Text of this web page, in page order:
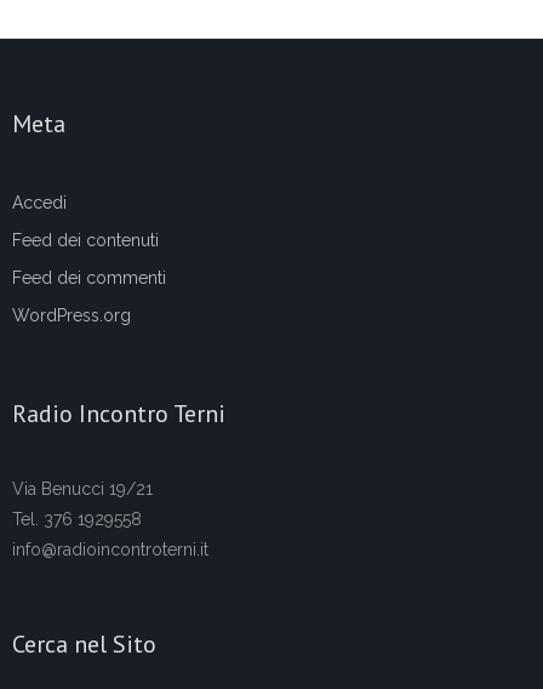
Meta
Accedi
Feed dei contenuti
Feed dei commenti
WordPress.org
Radio Incontro Terni
Via Benucci 19/21
Tel. 376 1929558
info@radioincontroterni.it
Cerca nel Sito